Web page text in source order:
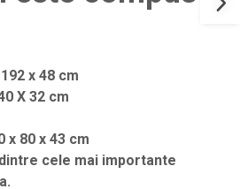
x 48 cm
X 32 cm
x 80 x 43 cm
cele mai importante